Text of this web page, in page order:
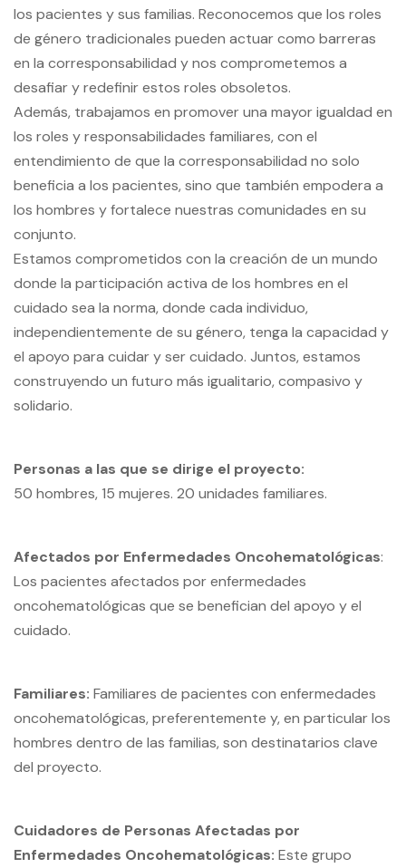
los pacientes y sus familias. Reconocemos que los roles
de género tradicionales pueden actuar como barreras
en la corresponsabilidad y nos comprometemos a
desafiar y redefinir estos roles obsoletos.
Además, trabajamos en promover una mayor igualdad en
los roles y responsabilidades familiares, con el
entendimiento de que la corresponsabilidad no solo
beneficia a los pacientes, sino que también empodera a
los hombres y fortalece nuestras comunidades en su
conjunto.
Estamos comprometidos con la creación de un mundo
donde la participación activa de los hombres en el
cuidado sea la norma, donde cada individuo,
independientemente de su género, tenga la capacidad y
el apoyo para cuidar y ser cuidado. Juntos, estamos
construyendo un futuro más igualitario, compasivo y
solidario.
Personas a las que se dirige el proyecto:
50 hombres, 15 mujeres. 20 unidades familiares.
Afectados por Enfermedades Oncohematológicas:
Los pacientes afectados por enfermedades
oncohematológicas que se benefician del apoyo y el
cuidado.
Familiares: Familiares de pacientes con enfermedades
oncohematológicas, preferentemente y, en particular los
hombres dentro de las familias, son destinatarios clave
del proyecto.
Cuidadores de Personas Afectadas por
Enfermedades Oncohematológicas: Este grupo